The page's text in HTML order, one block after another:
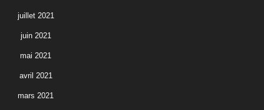
juillet 2021
juin 2021
mai 2021
avril 2021
mars 2021